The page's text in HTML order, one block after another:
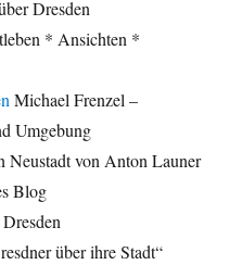
Dresden
* Ansichten *
Michael Frenzel –
Umgebung
Neustadt von Anton Launer
Blog
über ihre Stadt“